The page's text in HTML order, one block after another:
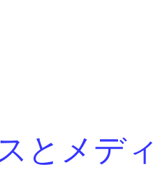
とメディ